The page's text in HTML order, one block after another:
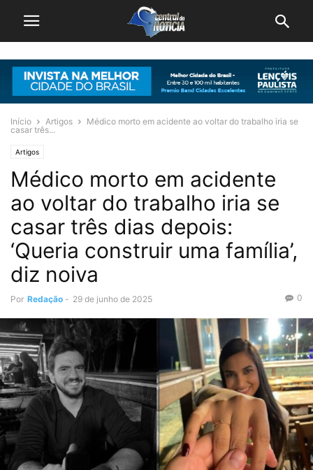
Início Artigos
Médico morto em acidente ao voltar do trabalho iria se
casar três...
Artigos
Médico morto em acidente
ao voltar do trabalho iria se
casar três dias depois:
‘Queria construir uma família’,
diz noiva
Por Redação - 29 de junho de 2025 0